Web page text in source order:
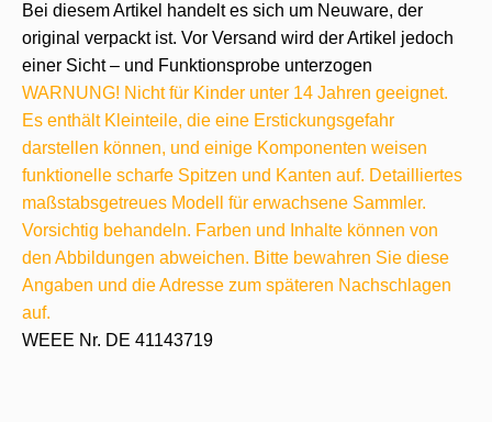
Bei diesem Artikel handelt es sich um Neuware, der
original verpackt ist. Vor Versand wird der Artikel jedoch
einer Sicht – und Funktionsprobe unterzogen
WARNUNG! Nicht für Kinder unter 14 Jahren geeignet.
Es enthält Kleinteile, die eine Erstickungsgefahr
darstellen können, und einige Komponenten weisen
funktionelle scharfe Spitzen und Kanten auf. Detailliertes
maßstabsgetreues Modell für erwachsene Sammler.
Vorsichtig behandeln. Farben und Inhalte können von
den Abbildungen abweichen. Bitte bewahren Sie diese
Angaben und die Adresse zum späteren Nachschlagen
auf.
WEEE Nr. DE 41143719